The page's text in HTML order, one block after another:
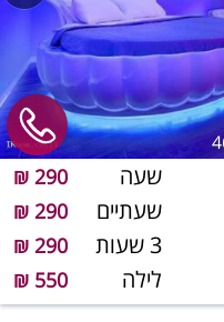
שעה 290 ₪
שעתיים 290 ₪
3 שעות 290 ₪
לילה 550 ₪